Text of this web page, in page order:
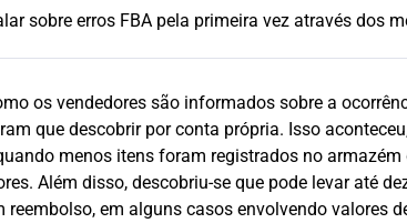
sobre erros FBA pela primeira vez através dos
os vendedores são informados sobre a
que descobrir por conta própria. Isso
menos itens foram registrados no
Além disso, descobriu-se que pode levar até
reembolso, em alguns casos envolvendo valores